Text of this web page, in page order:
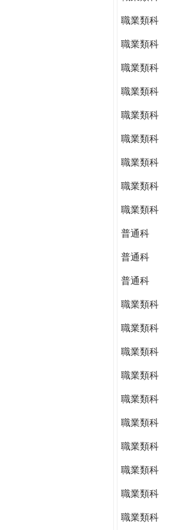
職業類科
職業類科
職業類科
職業類科
職業類科
職業類科
職業類科
職業類科
職業類科
普通科
普通科
普通科
職業類科
職業類科
職業類科
職業類科
職業類科
職業類科
職業類科
職業類科
職業類科
職業類科